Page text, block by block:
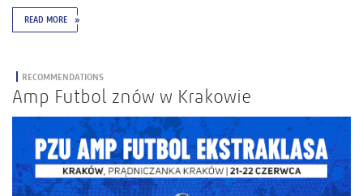
READ MORE »
RECOMMENDATIONS
Amp Futbol znów w Krakowie